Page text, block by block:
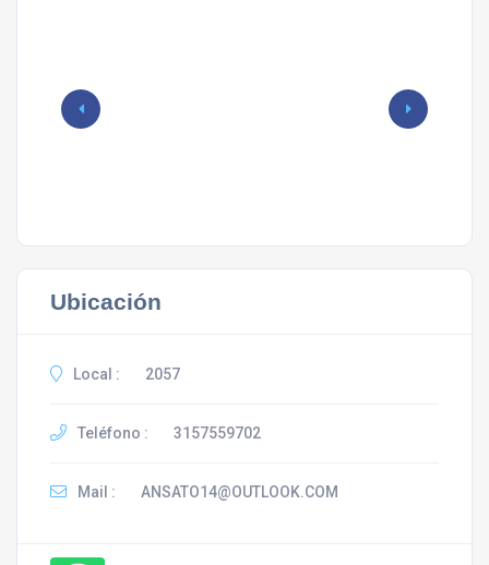
Ubicación
Local : 2057
Teléfono : 3157559702
Mail : ANSATO14@OUTLOOK.COM